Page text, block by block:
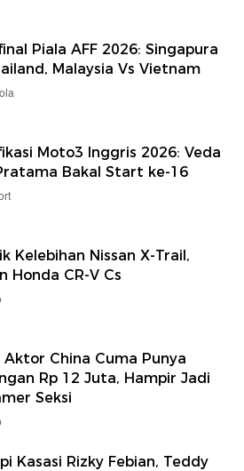
Piala AFF 2026: Singapura
Malaysia Vs Vietnam
Moto3 Inggris 2026: Veda
Bakal Start ke-16
Kelebihan Nissan X-Trail,
Honda CR-V Cs
Aktor China Cuma Punya
Rp 12 Juta, Hampir Jadi
Seksi
Kasasi Rizky Febian, Teddy